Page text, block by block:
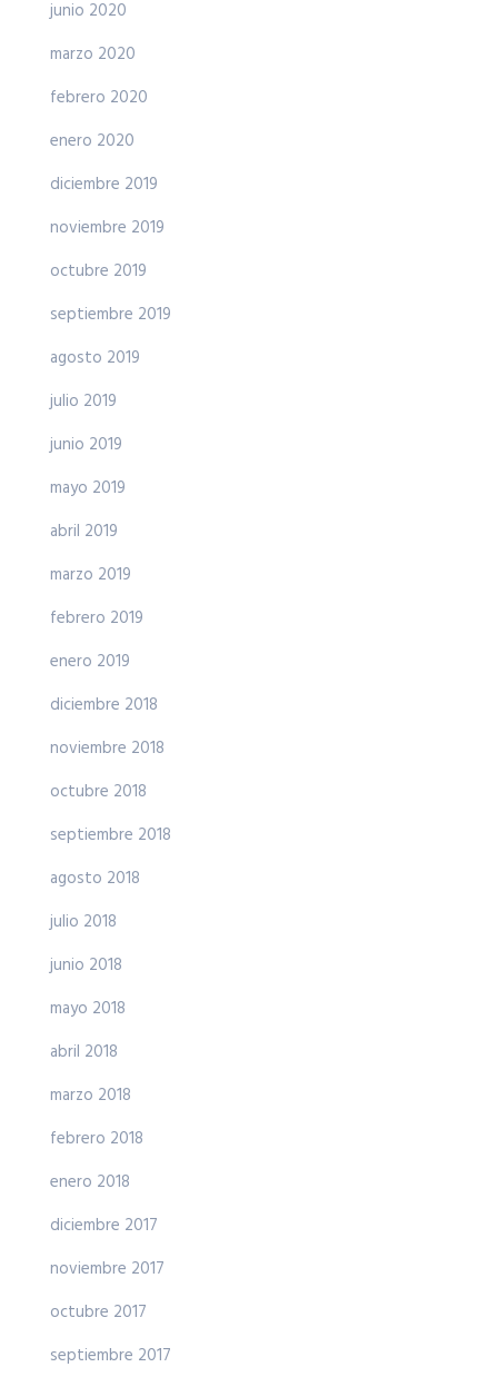
junio 2020
marzo 2020
febrero 2020
enero 2020
diciembre 2019
noviembre 2019
octubre 2019
septiembre 2019
agosto 2019
julio 2019
junio 2019
mayo 2019
abril 2019
marzo 2019
febrero 2019
enero 2019
diciembre 2018
noviembre 2018
octubre 2018
septiembre 2018
agosto 2018
julio 2018
junio 2018
mayo 2018
abril 2018
marzo 2018
febrero 2018
enero 2018
diciembre 2017
noviembre 2017
octubre 2017
septiembre 2017